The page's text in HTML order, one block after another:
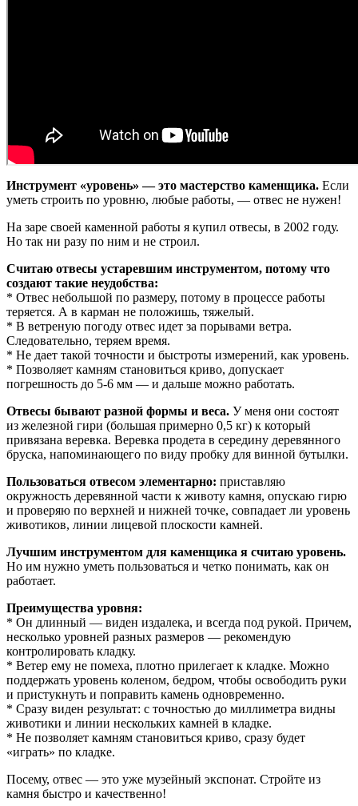
Инструмент «уровень» — это мастерство каменщика. Если
уметь строить по уровню, любые работы, — отвес не нужен!
На заре своей каменной работы я купил отвесы, в 2002 году.
Но так ни разу по ним и не строил.
Считаю отвесы устаревшим инструментом, потому что
создают такие неудобства:
* Отвес небольшой по размеру, потому в процессе работы
теряется. А в карман не положишь, тяжелый.
* В ветреную погоду отвес идет за порывами ветра.
Следовательно, теряем время.
* Не дает такой точности и быстроты измерений, как уровень.
* Позволяет камням становиться криво, допускает
погрешность до 5-6 мм — и дальше можно работать.
Отвесы бывают разной формы и веса. У меня они состоят
из железной гири (большая примерно 0,5 кг) к который
привязана веревка. Веревка продета в середину деревянного
бруска, напоминающего по виду пробку для винной бутылки.
Пользоваться отвесом элементарно: приставляю
окружность деревянной части к животу камня, опускаю гирю
и проверяю по верхней и нижней точке, совпадает ли уровень
животиков, линии лицевой плоскости камней.
Лучшим инструментом для каменщика я считаю уровень.
Но им нужно уметь пользоваться и четко понимать, как он
работает.
Преимущества уровня:
* Он длинный — виден издалека, и всегда под рукой. Причем,
несколько уровней разных размеров — рекомендую
контролировать кладку.
* Ветер ему не помеха, плотно прилегает к кладке. Можно
поддержать уровень коленом, бедром, чтобы освободить руки
и пристукнуть и поправить камень одновременно.
* Сразу виден результат: с точностью до миллиметра видны
животики и линии нескольких камней в кладке.
* Не позволяет камням становиться криво, сразу будет
«играть» по кладке.
Посему, отвес — это уже музейный экспонат. Стройте из
камня быстро и качественно!